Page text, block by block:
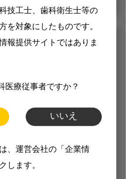
技工士、歯科衛生士等の
を対象にしたものです。
報提供サイトではありま
医療従事者ですか？
いいえ
、運営会社の「企業情
します。
ット
格も閲覧可能